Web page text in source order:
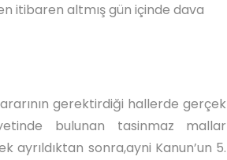
itibaren altmış gün içinde dava
gerektirdiği hallerde gerçek
bulunan tasinmaz mallar
ayrıldıktan sonra,ayni Kanun’un 5.